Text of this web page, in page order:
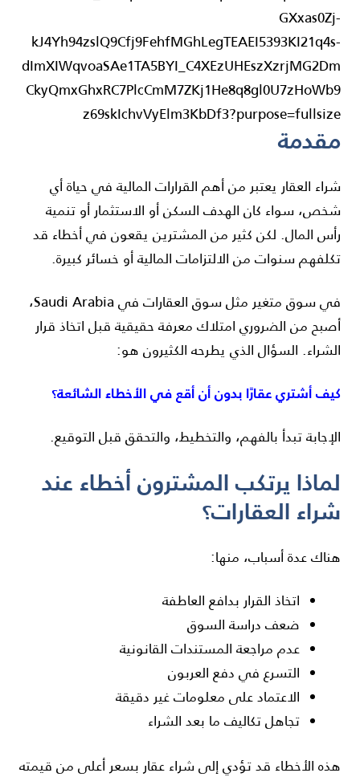
مقدمة
شراء العقار يعتبر من أهم القرارات المالية في حياة أي
شخص، سواء كان الهدف السكن أو الاستثمار أو تنمية
رأس المال. لكن كثير من المشترين يقعون في أخطاء قد
تكلفهم سنوات من الالتزامات المالية أو خسائر كبيرة.
في سوق متغير مثل سوق العقارات فيSaudi Arabia،
أصبح من الضروري امتلاك معرفة حقيقية قبل اتخاذ قرار
الشراء. السؤال الذي يطرحه الكثيرون هو:
كيف أشتري عقارًا بدون أن أقع في الأخطاء الشائعة؟
الإجابة تبدأ بالفهم، والتخطيط، والتحقق قبل التوقيع.
لماذا يرتكب المشترون أخطاء عند
شراء العقارات؟
هناك عدة أسباب، منها:
اتخاذ القرار بدافع العاطفة
ضعف دراسة السوق
عدم مراجعة المستندات القانونية
التسرع في دفع العربون
الاعتماد على معلومات غير دقيقة
تجاهل تكاليف ما بعد الشراء
هذه الأخطاء قد تؤدي إلى شراء عقار بسعر أعلى من قيمته